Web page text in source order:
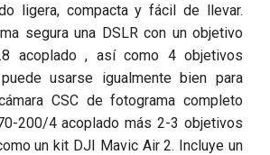
ligera, compacta y fácil de llevar.
segura una DSLR con un objetivo
acoplado , así como 4 objetivos
usarse igualmente bien para
CSC de fotograma completo
200/4 acoplado más 2-3 objetivos
un kit DJI Mavic Air 2. Incluye un